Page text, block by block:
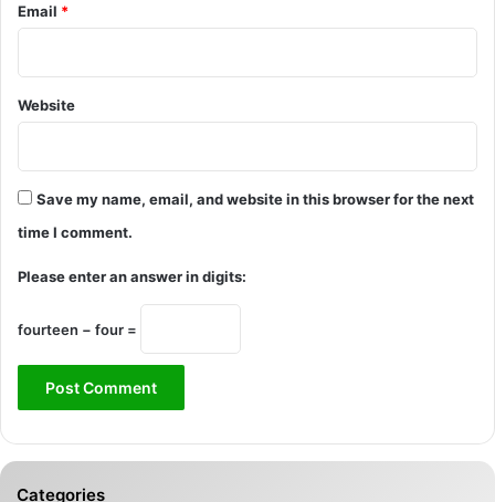
Email *
Website
Save my name, email, and website in this browser for the next
time I comment.
Please enter an answer in digits:
fourteen − four =
Categories